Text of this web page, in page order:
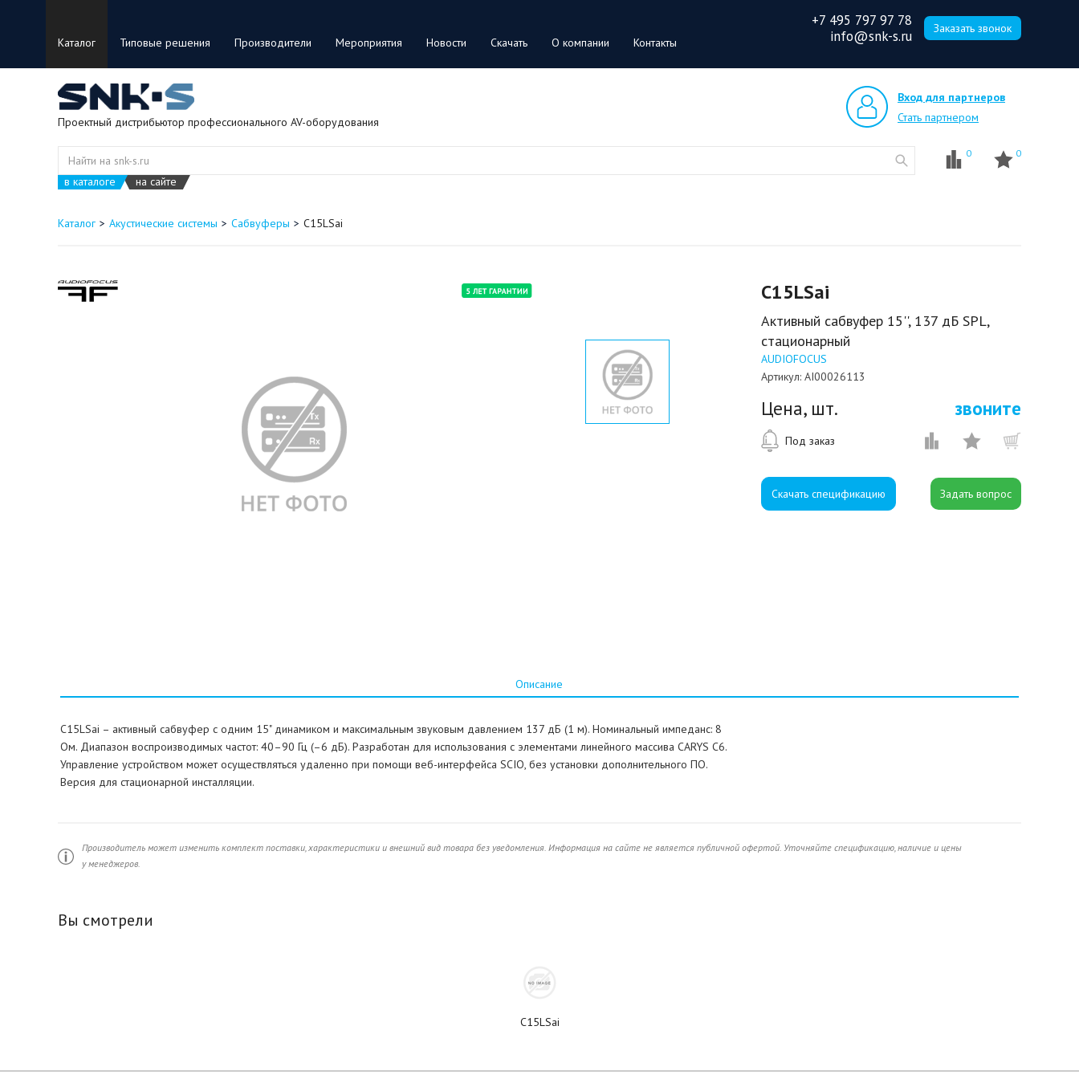
Каталог Типовые решения Производители Мероприятия Новости Скачать О компании Контакты
+7 495 797 97 78
info@snk-s.ru
Заказать звонок
Проектный дистрибьютор профессионального AV-оборудования
Вход для партнеров
Стать партнером
в каталоге на сайте
0 0
Каталог Акустические системы Сабвуферы C15LSai
C15LSai
Активный сабвуфер 15'', 137 дБ SPL,
стационарный
AUDIOFOCUS
Артикул: AI00026113
Цена, шт. звоните
Под заказ
Скачать спецификацию
Описание
C15LSai – активный сабвуфер с одним 15" динамиком и максимальным звуковым давлением 137 дБ (1 м). Номинальный импеданс: 8
Ом. Диапазон воспроизводимых частот: 40–90 Гц (–6 дБ). Разработан для использования с элементами линейного массива CARYS C6.
Управление устройством может осуществляться удаленно при помощи веб-интерфейса SCIO, без установки дополнительного ПО.
Версия для стационарной инсталляции.
Производитель может изменить комплект поставки, характеристики и внешний вид товара без уведомления. Информация на сайте не является публичной офертой. Уточняйте спецификацию, наличие и цены
у менеджеров.
Вы смотрели
C15LSai